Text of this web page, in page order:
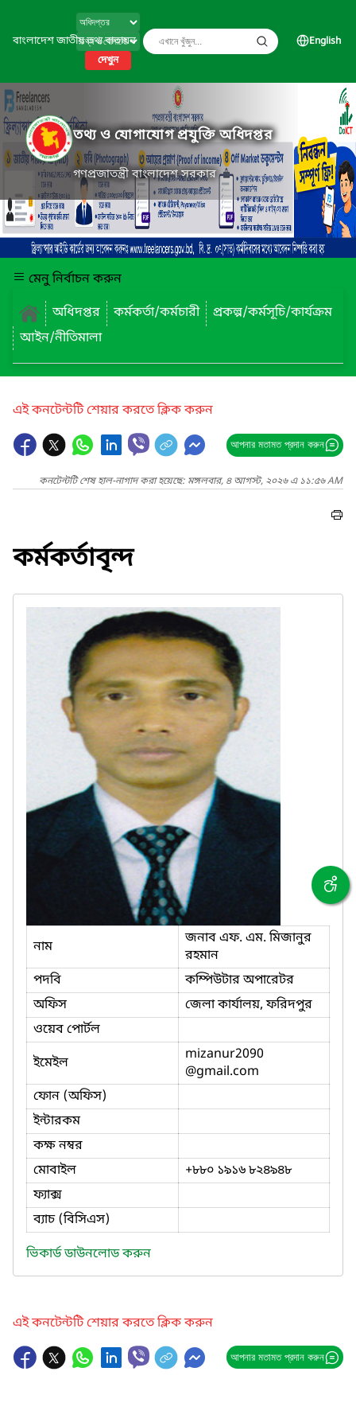
বাংলাদেশ জাতীয় তথ্য বাতায়ন
দেখুন
English
তথ্য ও যোগাযোগ প্রযুক্তি অধিদপ্তর
গণপ্রজাতন্ত্রী বাংলাদেশ সরকার
মেনু নির্বাচন করুন
অধিদপ্তর
কর্মকর্তা/কর্মচারী
প্রকল্প/কর্মসূচি/কার্যক্রম
আইন/নীতিমালা
এই কনটেন্টটি শেয়ার করতে ক্লিক করুন
আপনার মতামত প্রদান করুন
কনটেন্টটি শেষ হাল-নাগাদ করা হয়েছে: মঙ্গলবার, ৪ আগস্ট, ২০২৬ এ ১১:৫৬ AM
কর্মকর্তাবৃন্দ
নাম
জনাব এফ. এম. মিজানুর
রহমান
পদবি
কম্পিউটার অপারেটর
অফিস
জেলা কার্যালয়, ফরিদপুর
ওয়েব পোর্টল
ইমেইল
mizanur2090
@gmail.com
ফোন (অফিস)
ইন্টারকম
কক্ষ নম্বর
মোবাইল
+৮৮০ ১৯১৬ ৮২৪৯৪৮
ফ্যাক্স
ব্যাচ (বিসিএস)
ভিকার্ড ডাউনলোড করুন
এই কনটেন্টটি শেয়ার করতে ক্লিক করুন
আপনার মতামত প্রদান করুন